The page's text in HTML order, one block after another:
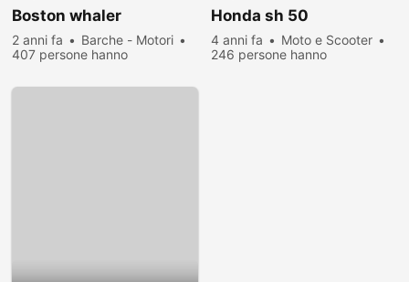
Boston whaler
2 anni fa
Barche - Motori
407 persone hanno
Honda sh 50
4 anni fa
Moto e Scooter
246 persone hanno